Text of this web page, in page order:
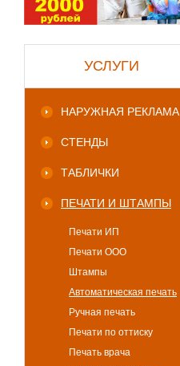
УСЛУГИ
НАРУЖНАЯ РЕКЛАМА
СТЕНДЫ
ТАБЛИЧКИ
ПЕЧАТИ И ШТАМПЫ
Печати ИП
Печати ООО
Штампы
Автоматическая печать
Ручная печать
Печати по оттиску
Печать врача